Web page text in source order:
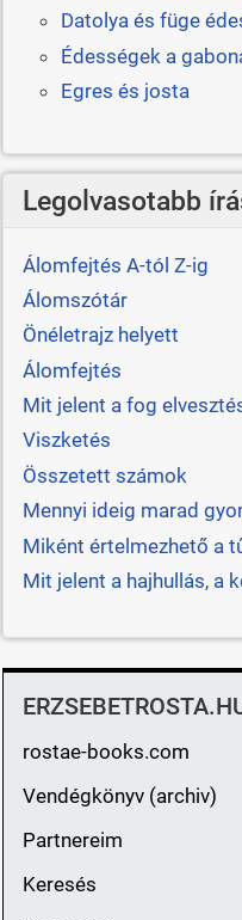
Datolya és füge
Édességek a
Egres és josta
Legolvasotabb
Álomfejtés A-tól Z-ig
Álomszótár
Önéletrajz helyett
Álomfejtés
Mit jelent a fog
Viszketés
Összetett számok
Mennyi ideig marad
Miként értelmezhető a
Mit jelent a hajhullás, a
rostae-books.com
Vendégkönyv (archiv)
Partnereim
Keresés